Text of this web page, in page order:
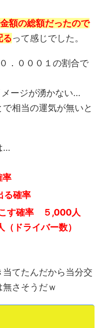
額の総額だったので
るって感じでした。
．０００１の割合で
ージが湧かない…
で相当の運気が無いと
…
率
る確率
す確率 ５,000人
ドライバー数）
てたんだから当分交
さそうだｗ